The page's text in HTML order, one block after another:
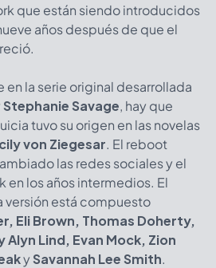
que están siendo introducidos
años después de que el
en la serie original desarrollada
Stephanie Savage, hay que
tuvo su origen en las novelas
von Ziegesar. El reboot
las redes sociales y el
en los años intermedios. El
versión está compuesto
Eli Brown, Thomas Doherty,
Alyn Lind, Evan Mock, Zion
ySavannah Lee Smith.